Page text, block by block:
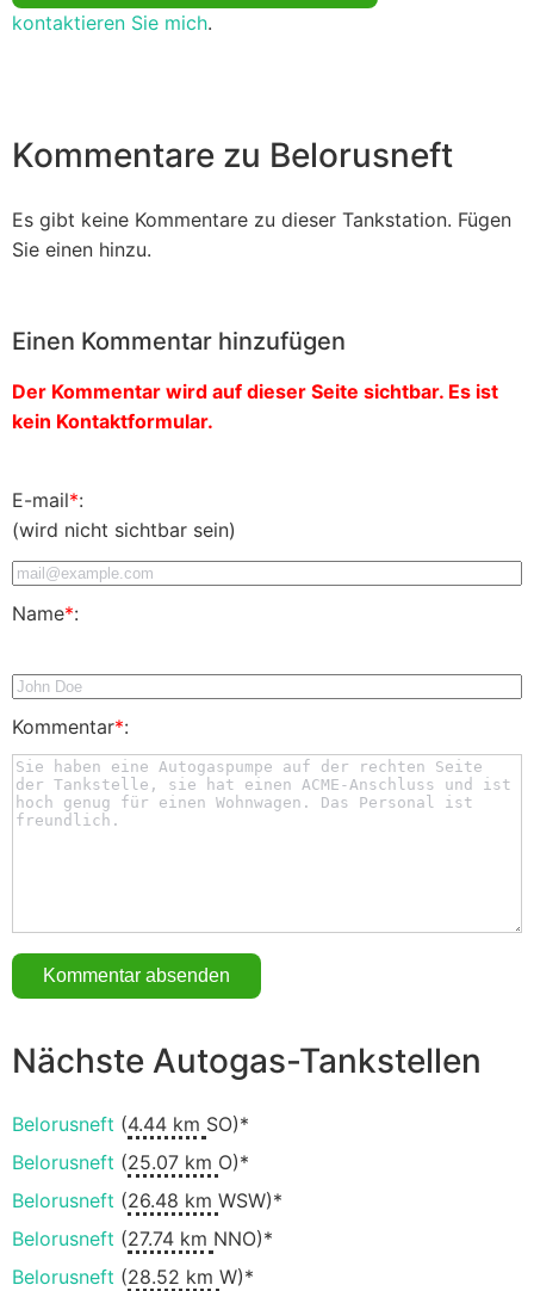
kontaktieren Sie mich.
Kommentare zu Belorusneft
Es gibt keine Kommentare zu dieser Tankstation. Fügen
Sie einen hinzu.
Einen Kommentar hinzufügen
Der Kommentar wird auf dieser Seite sichtbar. Es ist
kein Kontaktformular.
E-mail*:
(wird nicht sichtbar sein)
Name*:
Kommentar*:
Nächste Autogas-Tankstellen
Belorusneft (4.44 km SO)*
Belorusneft (25.07 km O)*
Belorusneft (26.48 km WSW)*
Belorusneft (27.74 km NNO)*
Belorusneft (28.52 km W)*